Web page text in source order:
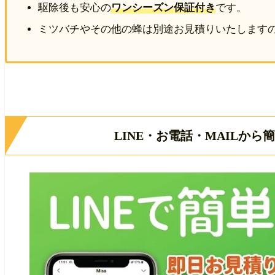
駆除後も安心のワンシーズン保証付きです。
ミツバチやその他の蜂は別途お見積りいたしま
LINE・お電話・MAILから